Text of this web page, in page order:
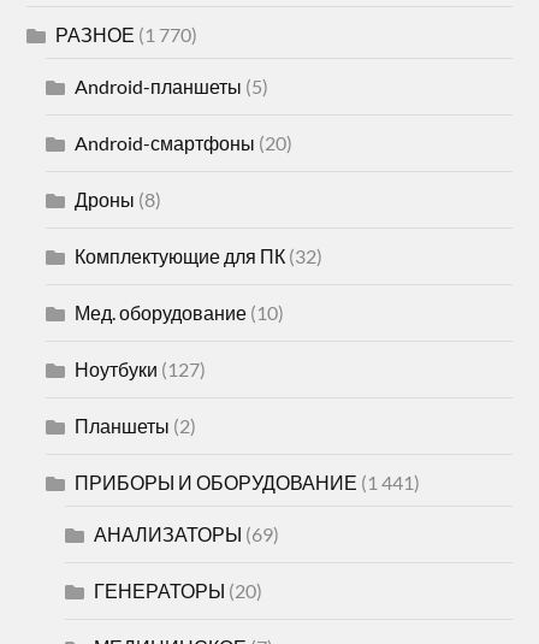
РАЗНОЕ (1 770)
Android-планшеты (5)
Android-смартфоны (20)
Дроны (8)
Комплектующие для ПК (32)
Мед. оборудование (10)
Ноутбуки (127)
Планшеты (2)
ПРИБОРЫ И ОБОРУДОВАНИЕ (1 441)
АНАЛИЗАТОРЫ (69)
ГЕНЕРАТОРЫ (20)